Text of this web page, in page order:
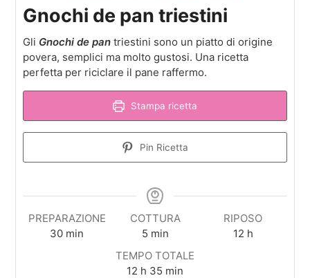
Gnochi de pan triestini
Gli Gnochi de pan triestini sono un piatto di origine
povera, semplici ma molto gustosi. Una ricetta
perfetta per riciclare il pane raffermo.
Stampa ricetta
Pin Ricetta
PREPARAZIONE
30minuti
min
COTTURA
5minuti
min
RIPOSO
12ore
h
TEMPO TOTALE
12 ore
h 35 minuti
min